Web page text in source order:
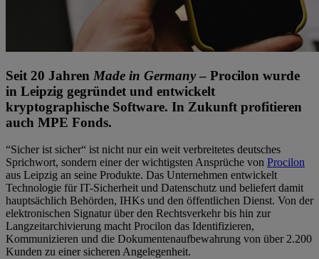
Seit 20 Jahren Made in Germany– Procilon wurde
in Leipzig gegründet und entwickelt
kryptographische Software. In Zukunft profitieren
auch MPE Fonds.
“Sicher ist sicher“ ist nicht nur ein weit verbreitetes deutsches
Sprichwort, sondern einer der wichtigsten Ansprüche von Procilon
aus Leipzig an seine Produkte. Das Unternehmen entwickelt
Technologie für IT-Sicherheit und Datenschutz und beliefert damit
hauptsächlich Behörden, IHKs und den öffentlichen Dienst. Von der
elektronischen Signatur über den Rechtsverkehr bis hin zur
Langzeitarchivierung macht Procilon das Identifizieren,
Kommunizieren und die Dokumentenaufbewahrung von über 2.200
Kunden zu einer sicheren Angelegenheit.